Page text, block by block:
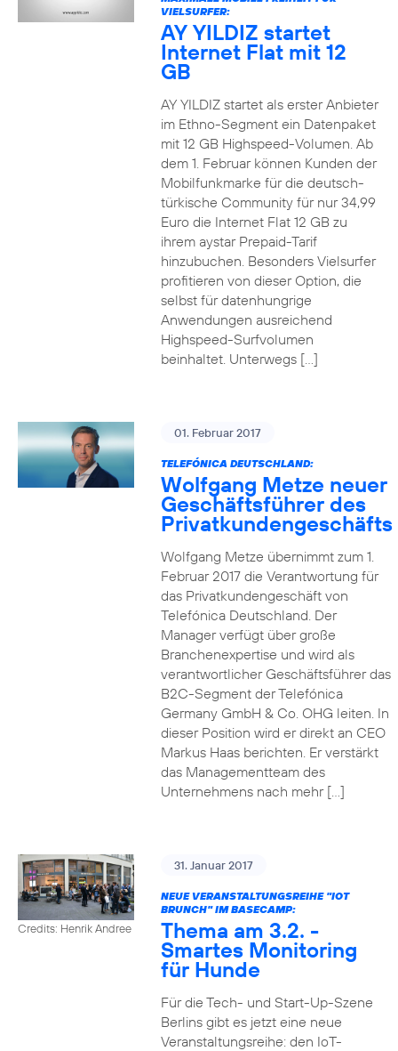
VIELSURFER:
AY YILDIZ startet
Internet Flat mit 12
GB
AY YILDIZ startet als erster Anbieter
im Ethno-Segment ein Datenpaket
mit 12 GB Highspeed-Volumen. Ab
dem 1. Februar können Kunden der
Mobilfunkmarke für die deutsch-
türkische Community für nur 34,99
Euro die Internet Flat 12 GB zu
ihrem aystar Prepaid-Tarif
hinzubuchen. Besonders Vielsurfer
profitieren von dieser Option, die
selbst für datenhungrige
Anwendungen ausreichend
Highspeed-Surfvolumen
beinhaltet. Unterwegs […]
01. Februar 2017
TELEFÓNICA DEUTSCHLAND:
Wolfgang Metze neuer
Geschäftsführer des
Privatkundengeschäfts
Wolfgang Metze übernimmt zum 1.
Februar 2017 die Verantwortung für
das Privatkundengeschäft von
Telefónica Deutschland. Der
Manager verfügt über große
Branchenexpertise und wird als
verantwortlicher Geschäftsführer das
B2C-Segment der Telefónica
Germany GmbH & Co. OHG leiten. In
dieser Position wird er direkt an CEO
Markus Haas berichten. Er verstärkt
das Managementteam des
Unternehmens nach mehr […]
Credits: Henrik Andree
31. Januar 2017
NEUE VERANSTALTUNGSREIHE "IOT
BRUNCH" IM BASECAMP:
Thema am 3.2. -
Smartes Monitoring
für Hunde
Für die Tech- und Start-Up-Szene
Berlins gibt es jetzt eine neue
Veranstaltungsreihe: den IoT-